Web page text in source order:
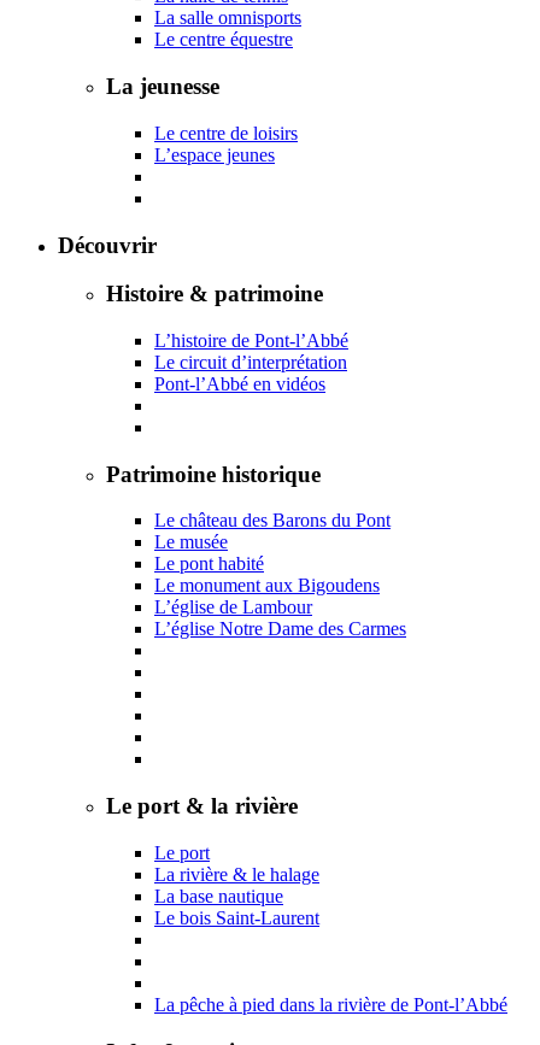
La salle omnisports
Le centre équestre
La jeunesse
Le centre de loisirs
L’espace jeunes
Découvrir
Histoire & patrimoine
L’histoire de Pont-l’Abbé
Le circuit d’interprétation
Pont-l’Abbé en vidéos
Patrimoine historique
Le château des Barons du Pont
Le musée
Le pont habité
Le monument aux Bigoudens
L’église de Lambour
L’église Notre Dame des Carmes
Le port & la rivière
Le port
La rivière & le halage
La base nautique
Le bois Saint-Laurent
La pêche à pied dans la rivière de Pont-l’Abbé